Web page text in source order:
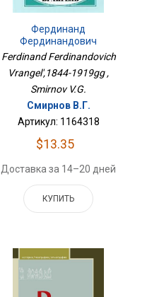
Фердинанд
Фердинандович
Врангель,1844-1919гг
Ferdinand Ferdinandovich
Vrangel',1844-1919gg ,
Smirnov V.G.
Смирнов В.Г.
Артикул: 1164318
$13.35
Доставка за 14–20 дней
КУПИТЬ